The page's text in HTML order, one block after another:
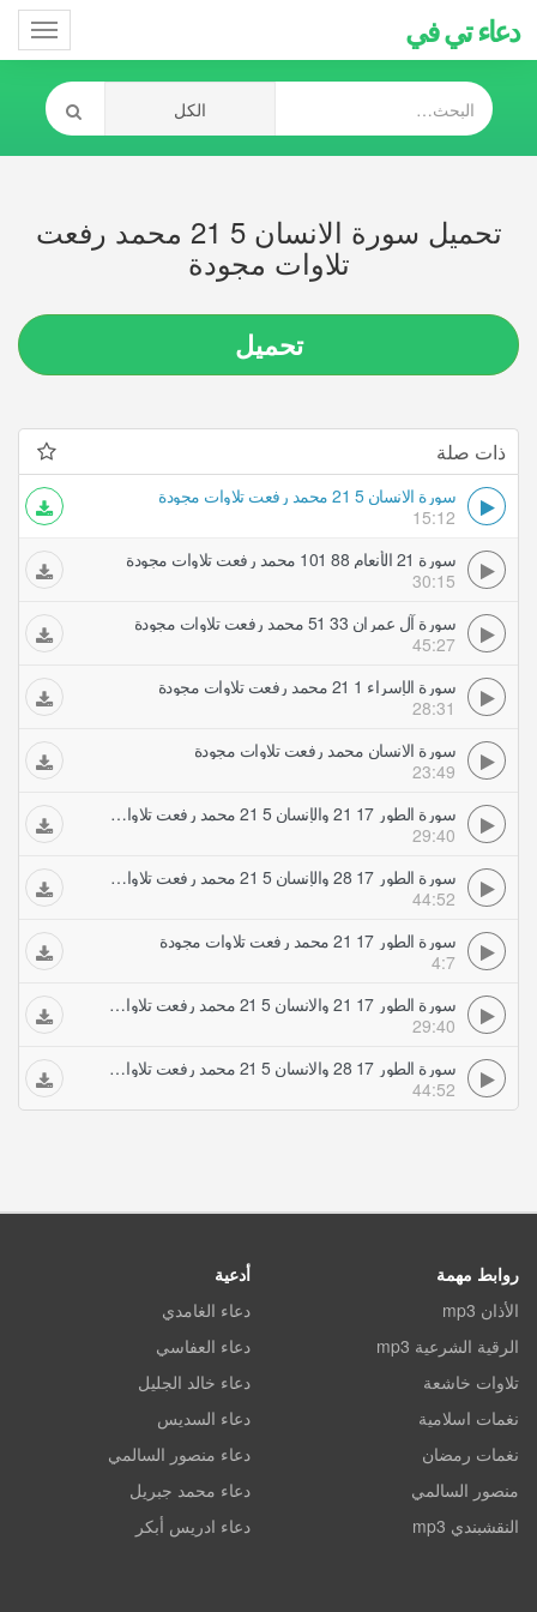
دعاء تي في
تحميل سورة الانسان 5 21 محمد رفعت
تلاوات مجودة
تحميل
ذات صلة
سورة الانسان 5 21 محمد رفعت تلاوات مجودة
15:12
سورة 21 الأنعام 88 101 محمد رفعت تلاوات مجودة
30:15
سورة آل عمران 33 51 محمد رفعت تلاوات مجودة
45:27
سورة الإسراء 1 21 محمد رفعت تلاوات مجودة
28:31
سورة الانسان محمد رفعت تلاوات مجودة
23:49
سورة الطور 17 21 والإنسان 5 21 محمد رفعت تلاوات مجودة
29:40
سورة الطور 17 28 والإنسان 5 21 محمد رفعت تلاوات مجودة
44:52
سورة الطور 17 21 محمد رفعت تلاوات مجودة
4:7
سورة الطور 17 21 والانسان 5 21 محمد رفعت تلاوات مجودة
29:40
سورة الطور 17 28 والانسان 5 21 محمد رفعت تلاوات مجودة
44:52
روابط مهمة
الأذان mp3
الرقية الشرعية mp3
تلاوات خاشعة
نغمات اسلامية
نغمات رمضان
منصور السالمي
النقشبندي mp3
أدعية
دعاء الغامدي
دعاء العفاسي
دعاء خالد الجليل
دعاء السديس
دعاء منصور السالمي
دعاء محمد جبريل
دعاء ادريس أبكر